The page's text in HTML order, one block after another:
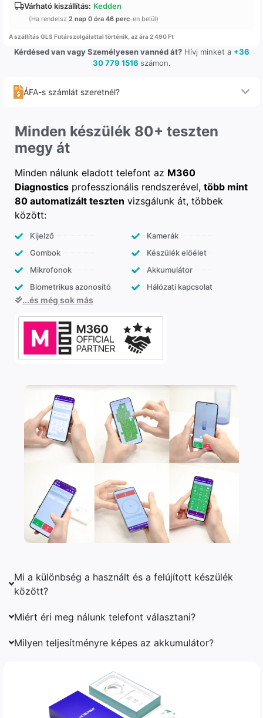
Várható kiszállítás: Kedden
(Ha rendelsz 2 nap 0 óra 46 perc-en belül)
A szállítás GLS Futárszolgálattal történik, az ára 2 490 Ft
Kérdésed van vagy Személyesen vannéd át?Hívj minket a +36
30 779 1516 számon.
ÁFA-s számlát szeretnél?
Minden készülék 80+ teszten
megy át
Minden nálunk eladott telefont az M360
Diagnostics professzionális rendszerével, több mint
80 automatizált teszten vizsgálunk át, többek
között:
Kijelző
Gombok
Mikrofonok
Biometrikus azonosító
Kamerák
Készülék előélet
Akkumulátor
Hálózati kapcsolat
...és még sok más
Mi a különbség a használt és a felújított készülék
között?
Miért éri meg nálunk telefont választani?
Milyen teljesítményre képes az akkumulátor?